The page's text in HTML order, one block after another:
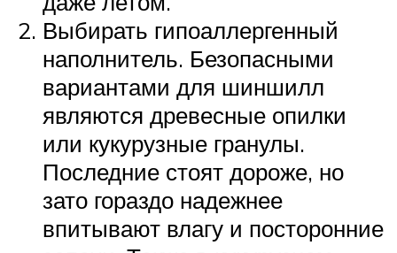
Выбирать гипоаллергенный
наполнитель. Безопасными
вариантами для шиншилл
являются древесные опилки
или кукурузные гранулы.
Последние стоят дороже, но
зато гораздо надежнее
впитывают влагу и посторонние